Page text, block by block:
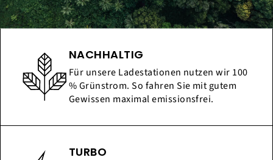
NACHHALTIG
Für unsere Ladestationen nutzen wir 100
% Grünstrom. So fahren Sie mit gutem
Gewissen maximal emissionsfrei.
TURBO